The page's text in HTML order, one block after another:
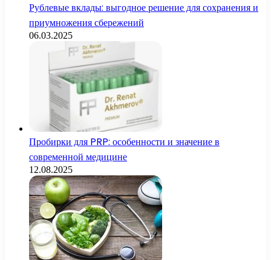
Рублевые вклады: выгодное решение для сохранения и
приумножения сбережений
06.03.2025
Пробирки для PRP: особенности и значение в
современной медицине
12.08.2025